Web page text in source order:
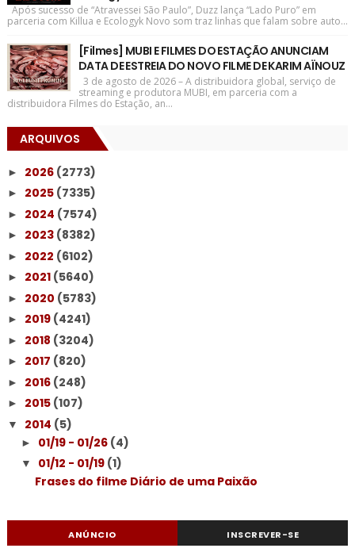
Após sucesso de “Atravessei São Paulo”, Duzz lança “Lado Puro” em
parceria com Killua e Ecologyk Novo som traz linhas que falam sobre auto...
[Filmes] MUBI E FILMES DO ESTAÇÃO ANUNCIAM
DATA DE ESTREIA DO NOVO FILME DE KARIM AÏNOUZ
3 de agosto de 2026 – A distribuidora global, serviço de
streaming e produtora MUBI, em parceria com a
distribuidora Filmes do Estação, an...
ARQUIVOS
► 2026 (2773)
► 2025 (7335)
► 2024 (7574)
► 2023 (8382)
► 2022 (6102)
► 2021 (5640)
► 2020 (5783)
► 2019 (4241)
► 2018 (3204)
► 2017 (820)
► 2016 (248)
► 2015 (107)
▼ 2014 (5)
► 01/19 - 01/26 (4)
▼ 01/12 - 01/19 (1)
Frases do filme Diário de uma Paixão
ANÚNCIO INSCREVER-SE